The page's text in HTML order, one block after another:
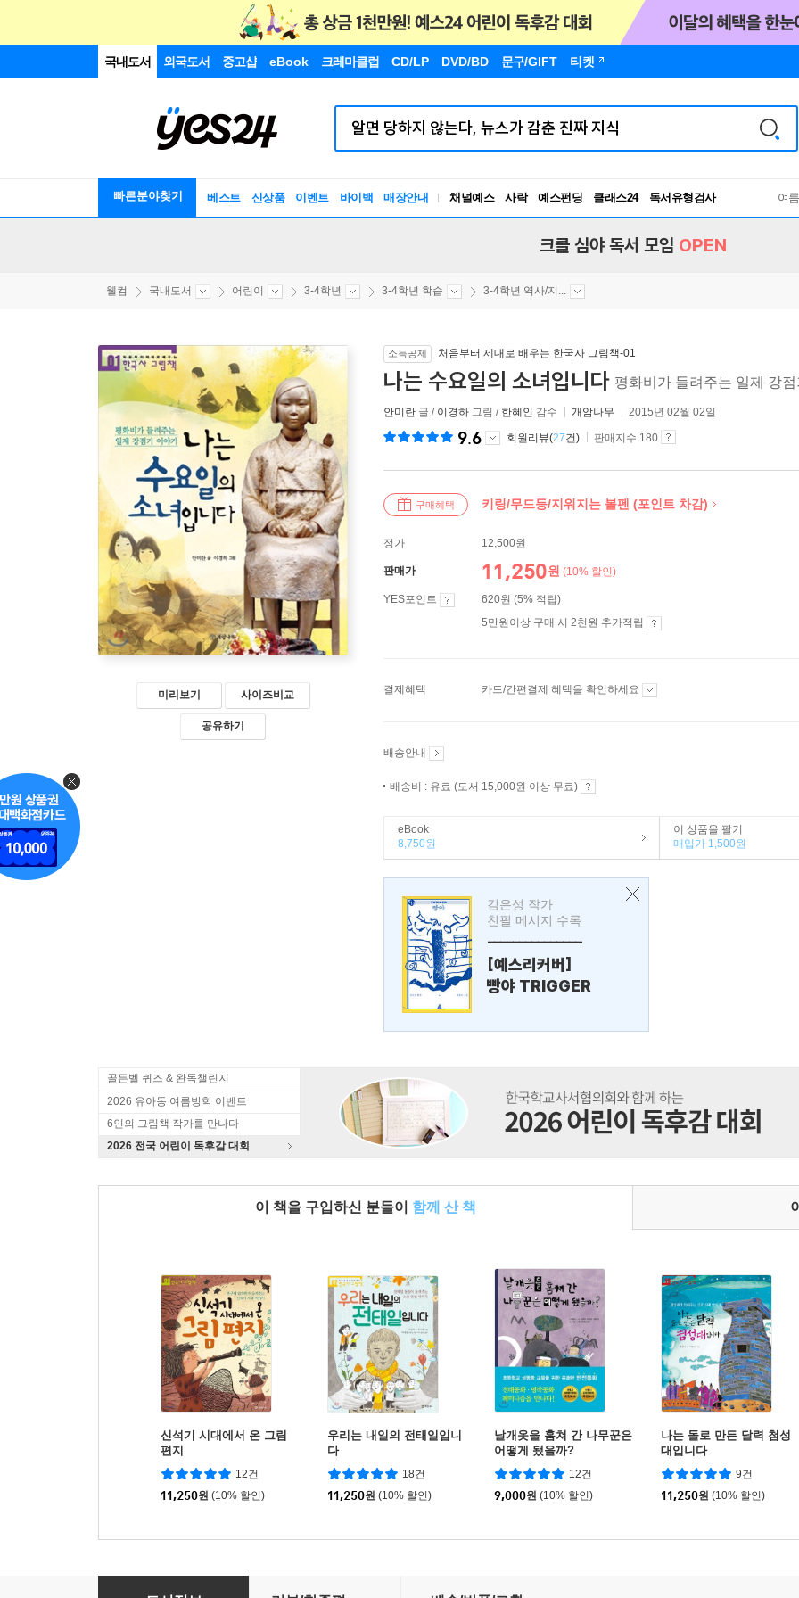
국내도서 외국도서 중고샵 eBook 크레마클럽 CD/LP DVD/BD 문구/GIFT 티켓
빠른분야찾기 베스트 신상품 이벤트 바이백 매장안내 채널예스 사락 예스펀딩 클래스24
독서유형검사
RBTI Lab
여
크클 심야 독서 모임 OPEN
웰컴 국내도서 어린이 3-4학년 3-4학년 학습 3-4학년 역사/지...
미리보기 사이즈비교
공유하기
소득공제 처음부터 제대로 배우는 한국사 그림책-01
나는 수요일의 소녀입니다 평화비가 들려주는 일제 강
안미란 글 / 이경하 그림 / 한혜인 감수 개암나무 2015년 02월 02일
9.6 회원리뷰(27건) 판매지수 180
구매혜택 키링/무드등/지워지는 볼펜 (포인트 차감)
정가 12,500원
판매가 11,250원 (10% 할인)
YES포인트
620원 (5% 적립)
5만원이상 구매 시 2천원 추가적립
결제혜택 카드/간편결제 혜택을 확인하세요
배송안내
배송비 : 유료 (도서 15,000원 이상 무료)
eBook
8,750원
이 상품을 팔기
매입가 1,500원
김은성 작가
친필 메시지 수록
---------------
[예스리커버]
빵야 TRIGGER
골든벨 퀴즈 & 완독챌린지
2026 유아동 여름방학 이벤트
6인의 그림책 작가를 만나다
2026 전국 어린이 독후감 대회
이 책을 구입하신 분들이 함께 산 책
신석기 시대에서 온 그림
편지
12건
11,250원 (10% 할인)
우리는 내일의 전태일입니
다
18건
11,250원 (10% 할인)
날개옷을 훔쳐 간 나무꾼은
어떻게 됐을까?
12건
9,000원 (10% 할인)
나는 돌로 만든 달력 첨성
대입니다
9건
11,250원 (10% 할인)
나는 수요일의 소녀입니다